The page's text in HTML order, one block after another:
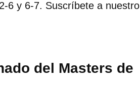
6 y 6-7. Suscríbete a nuestro
del Masters de